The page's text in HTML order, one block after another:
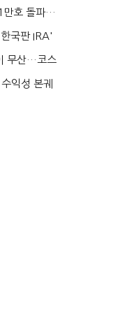
만호 돌파…
국판 IRA'
무산…코스
익성 본궤